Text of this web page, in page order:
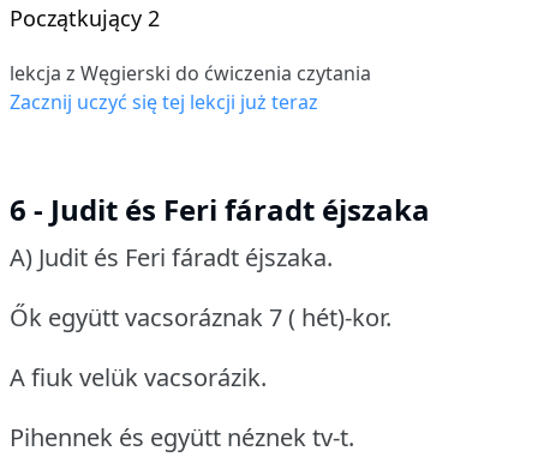
Początkujący 2
lekcja z Węgierski do ćwiczenia czytania
Zacznij uczyć się tej lekcji już teraz
6 - Judit és Feri fáradt éjszaka
A) Judit és Feri fáradt éjszaka.
Ők együtt vacsoráznak 7 ( hét)-kor.
A fiuk velük vacsorázik.
Pihennek és együtt néznek tv-t.